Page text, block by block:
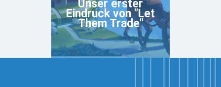
Unser erster
Eindruck von "Let
Them Trade"